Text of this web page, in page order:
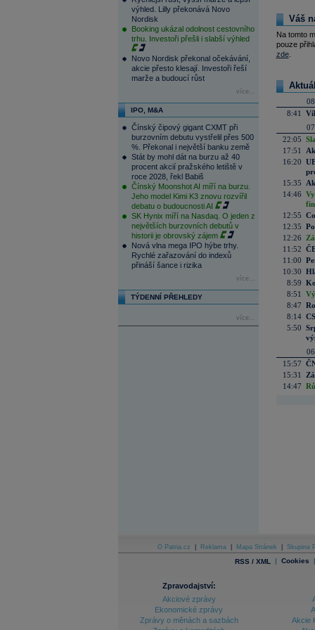
výhled. Lilly překonává Novo
Nordisk
Booking ukázal odolnost cestovního
trhu. Investoři přešli i slabší výhled
Novo Nordisk překonal očekávání,
akcie přesto klesají. Investoři řeší
marže a budoucí růst
více...
IPO, M&A
Čínský čipový gigant CXMT při
burzovním debutu vystřelil přes 500
%. Překonal i největší banku země
Stát by mohl dát na burzu až 40
procent akcií pražského letiště v
roce 2028, řekl Babiš
Čínský Moonshot AI míří na burzu.
Jeho model Kimi K3 znovu rozvířil
debatu o budoucnosti AI
SK Hynix míří na Nasdaq. O jeden z
největších burzovních debutů v
historii je obrovský zájem
Nová vlna mega IPO hýbe trhy.
Rychlé zařazování do indexů
přináší šance i rizika
více...
TÝDENNÍ PŘEHLEDY
více...
Váš
Na tomto
pouze
zde.
8:41
22:05
17:51
16:20
15:35
14:46
12:55
12:35
12:26
11:52
11:00
10:30
8:59
8:51
8:47
8:14
5:50
15:57
15:31
14:47
O Patria.cz Reklama Mapa Stránek Skupina
RSS / XML | Cookies |
Zpravodajství:
Akciové zprávy
Ekonomické zprávy
Zprávy o měnách a sazbách
Akcie